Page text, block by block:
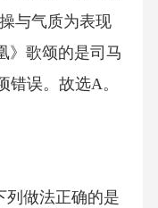
与气质为表现
》歌颂的是司马
误。故选A。
列做法正确的是